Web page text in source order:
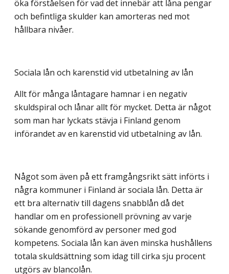
öka förståelsen för vad det innebär att låna pengar
och befintliga skulder kan amorteras ned mot
hållbara nivåer.
Sociala lån och karenstid vid utbetalning av lån
Allt för många låntagare hamnar i en negativ
skuldspiral och lånar allt för mycket. Detta är något
som man har lyckats stävja i Finland genom
införandet av en karenstid vid utbetalning av lån.
Något som även på ett framgångsrikt sätt införts i
några kommuner i Finland är sociala lån. Detta är
ett bra alternativ till dagens snabblån då det
handlar om en professionell prövning av varje
sökande genomförd av personer med god
kompetens. Sociala lån kan även minska hushållens
totala skuldsättning som idag till cirka sju procent
utgörs av blancolån.